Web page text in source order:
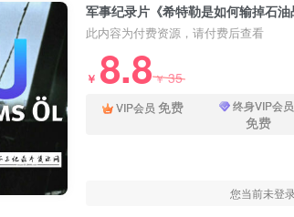
此内容为付费资源，请付费后查看
￥ 8.8￥35
VIP会员 免费 终身VIP会员
免费
您当前未登